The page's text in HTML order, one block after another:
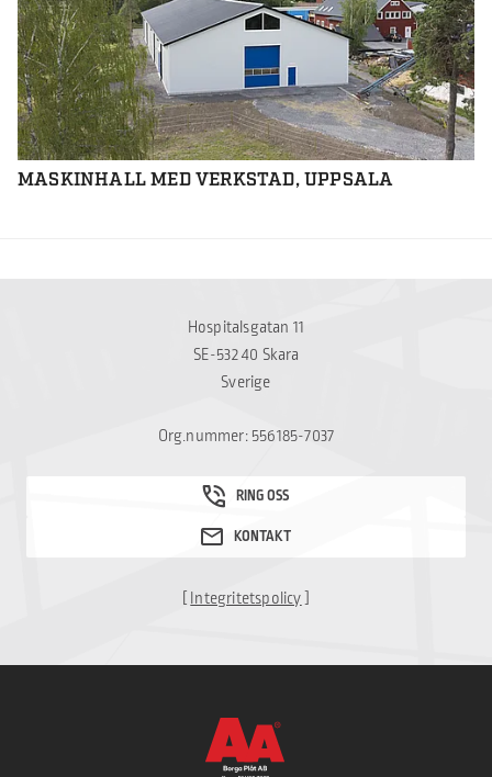
MASKINHALL MED VERKSTAD, UPPSALA
Hospitalsgatan 11
SE-532 40 Skara
Sverige
Org.nummer: 556185-7037
[Integritetspolicy]